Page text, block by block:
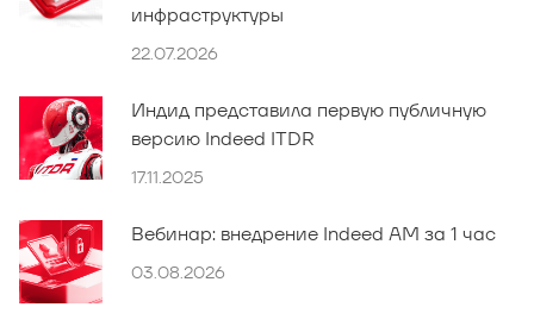
инфраструктуры
22.07.2026
Индид представила первую публичную
версию Indeed ITDR
17.11.2025
Вебинар: внедрение Indeed AM за 1 час
03.08.2026